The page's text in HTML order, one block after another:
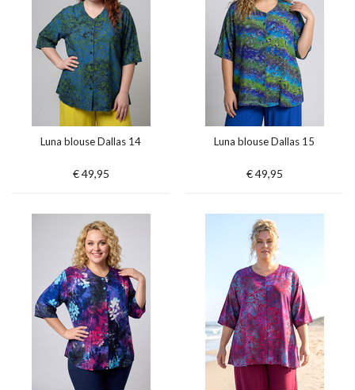
Luna blouse Dallas 14
€ 49,95
Luna blouse Dallas 15
€ 49,95